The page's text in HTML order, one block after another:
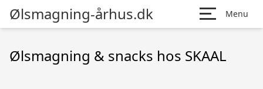
Ølsmagning-århus.dk Menu
Ølsmagning & snacks hos SKAAL